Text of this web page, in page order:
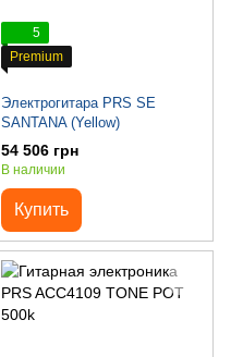
5
Premium
Электрогитара PRS SE
SANTANA (Yellow)
54 506 грн
В наличии
Купить